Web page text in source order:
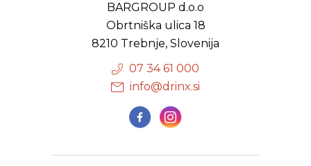
BARGROUP d.o.o
Obrtniška ulica 18
8210 Trebnje, Slovenija
07 34 61 000
info@drinx.si